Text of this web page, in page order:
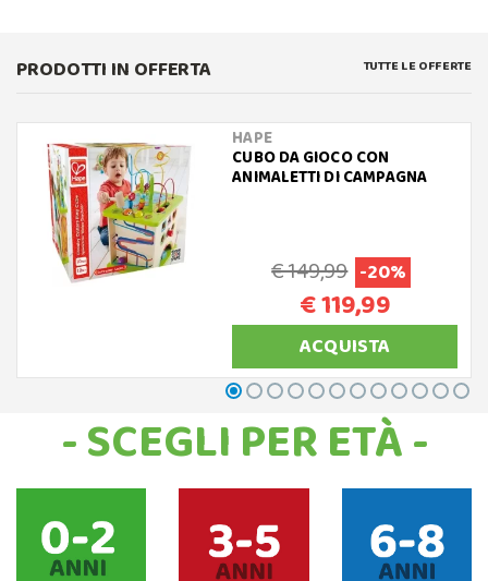
PRODOTTI IN OFFERTA TUTTE LE OFFERTE
HAPE
CUBO DA GIOCO CON
ANIMALETTI DI CAMPAGNA
€ 149,99 -20%
€ 119,99
ACQUISTA
- SCEGLI PER ETÀ -